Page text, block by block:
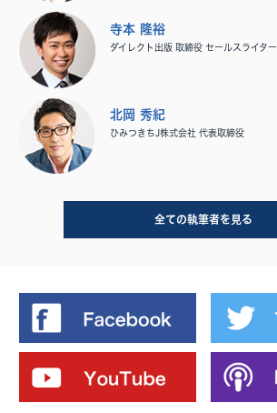
寺本 隆裕
ダイレクト出版 取締役 セールスライター
北岡 秀紀
ひみつきちJ株式会社 代表取締役
全ての執筆者を見る